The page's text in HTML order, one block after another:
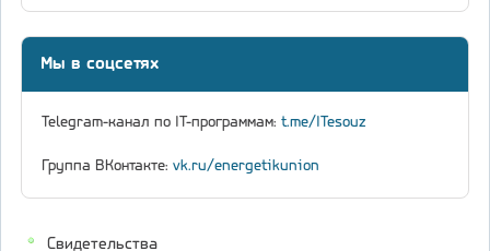
Свидетельства
Мы в соцсетях
Telegram-канал по IT-программам: t.me/ITesouz
Группа ВКонтакте: vk.ru/energetikunion